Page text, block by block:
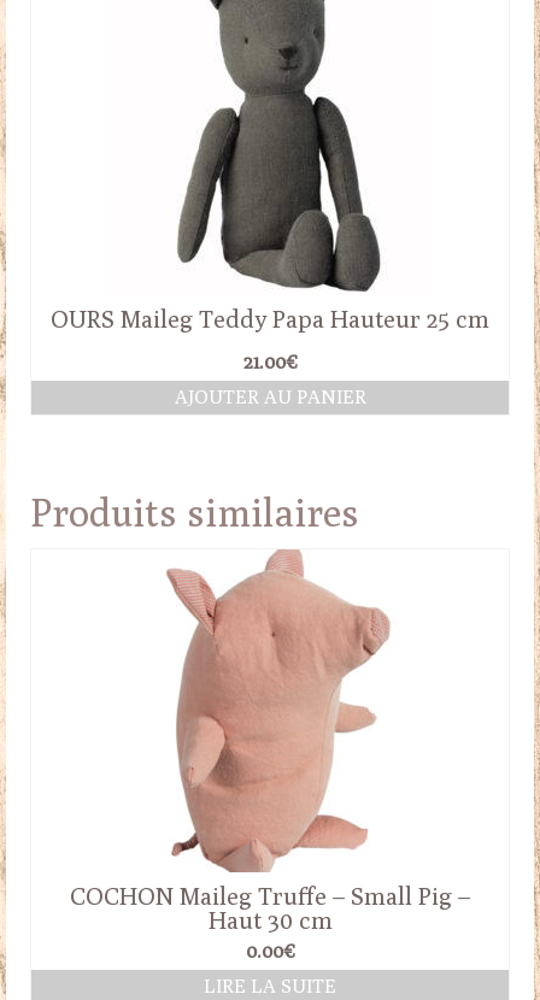
OURS Maileg Teddy Papa Hauteur 25 cm
21.00€
AJOUTER AU PANIER
Produits similaires
COCHON Maileg Truffe – Small Pig –
Haut 30 cm
0.00€
LIRE LA SUITE